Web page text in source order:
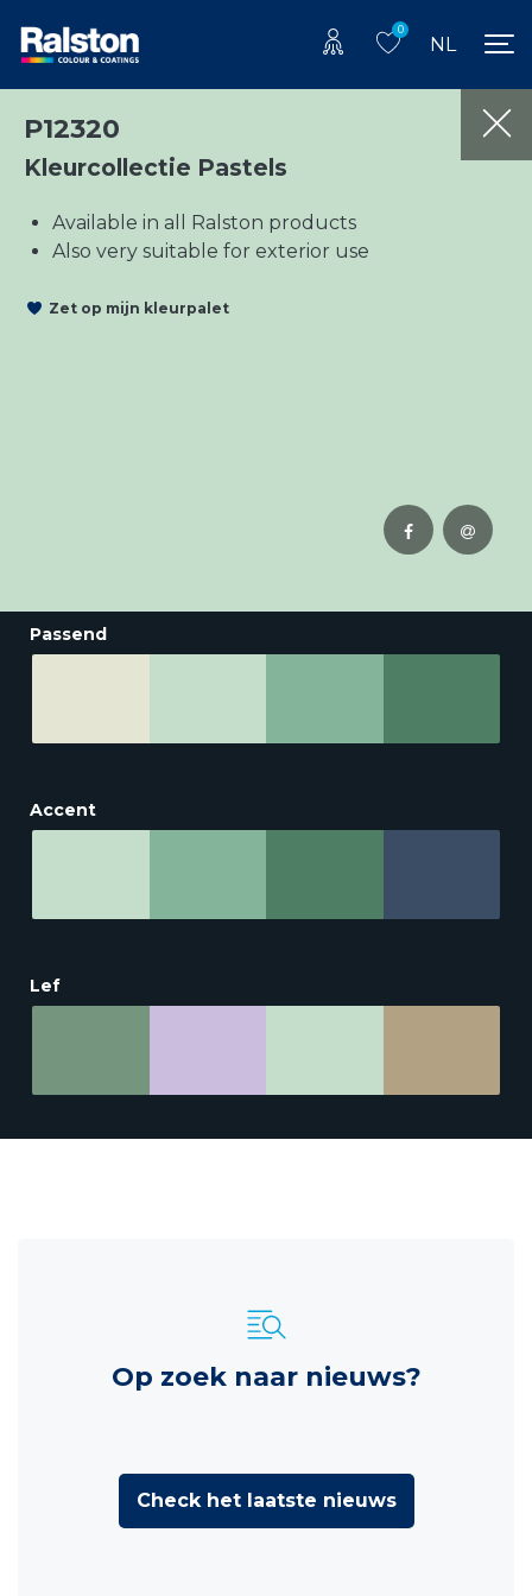
0
NL
P12320
Kleurcollectie Pastels
Available in all Ralston products
Also very suitable for exterior use
Zet op mijn kleurpalet
Passend
Accent
Lef
Op zoek naar nieuws?
Check het laatste nieuws